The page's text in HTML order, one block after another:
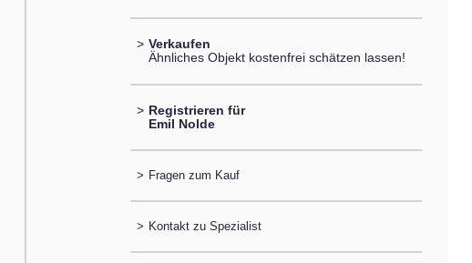
> Verkaufen
Ähnliches Objekt kostenfrei schätzen lassen!
> Registrieren für
Emil Nolde
> Fragen zum Kauf
> Kontakt zu Spezialist